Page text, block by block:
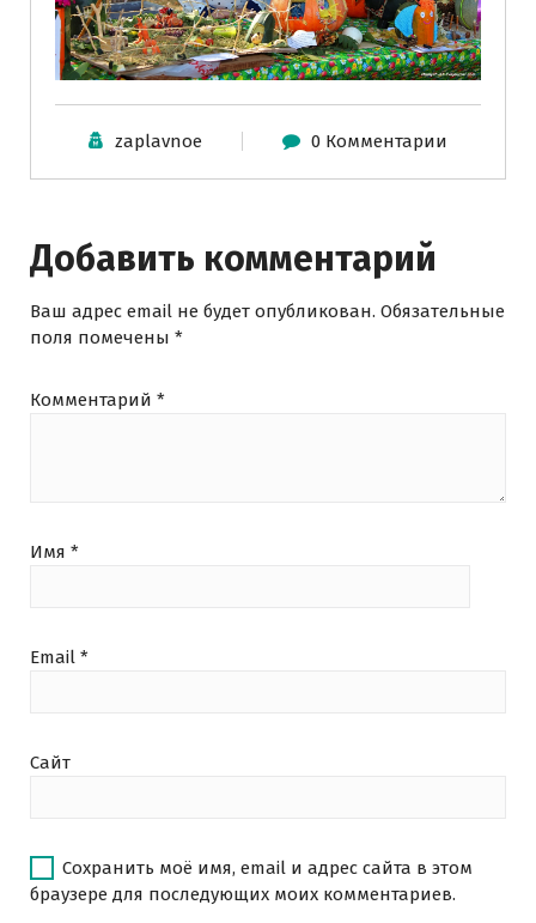
zaplavnoe 0 Комментарии
Добавить комментарий
Ваш адрес email не будет опубликован. Обязательные
поля помечены *
Комментарий *
Имя *
Email *
Сайт
Сохранить моё имя, email и адрес сайта в этом
браузере для последующих моих комментариев.